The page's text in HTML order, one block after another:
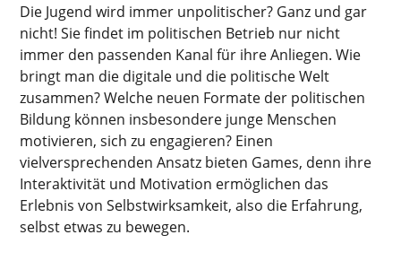
Die Jugend wird immer unpolitischer? Ganz und gar
nicht! Sie findet im politischen Betrieb nur nicht
immer den passenden Kanal für ihre Anliegen. Wie
bringt man die digitale und die politische Welt
zusammen? Welche neuen Formate der politischen
Bildung können insbesondere junge Menschen
motivieren, sich zu engagieren? Einen
vielversprechenden Ansatz bieten Games, denn ihre
Interaktivität und Motivation ermöglichen das
Erlebnis von Selbstwirksamkeit, also die Erfahrung,
selbst etwas zu bewegen.